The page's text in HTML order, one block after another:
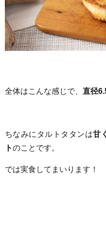
全体はこんな感じで、 直径
ちなみにタルトタタンは甘
トのことです。
では実食してまいります！